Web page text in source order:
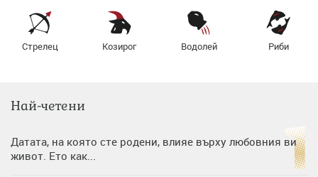
Стрелец Козирог Водолей Риби
Най-четени
Датата, на която сте родени, влияе върху любовния ви
живот. Ето как...